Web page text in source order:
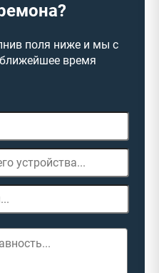
поля ниже и мы с
время